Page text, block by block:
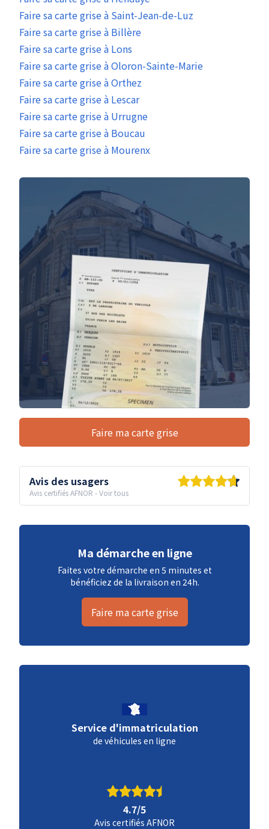
Faire sa carte grise à Saint-Jean-de-Luz
Faire sa carte grise à Billère
Faire sa carte grise à Lons
Faire sa carte grise à Oloron-Sainte-Marie
Faire sa carte grise à Orthez
Faire sa carte grise à Lescar
Faire sa carte grise à Urrugne
Faire sa carte grise à Boucau
Faire sa carte grise à Mourenx
Faire ma carte grise
Avis des usagers
Avis certifiés AFNOR -Voir tous
Ma démarche en ligne
Faites votre démarche en 5 minutes et
bénéficiez de la livraison en 24h.
Faire ma carte grise
Service d'immatriculation
de véhicules en ligne
4.7/5
Avis certifiés AFNOR